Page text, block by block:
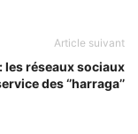
Article suivant
les réseaux sociaux
des ‘’harraga’’